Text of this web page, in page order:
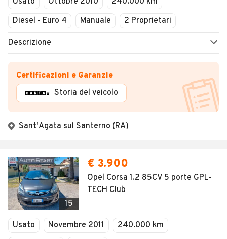
Diesel - Euro 4
Manuale 2 Proprietari
Descrizione
Certificazioni e Garanzie
Storia del veicolo
Sant'Agata sul Santerno (RA)
15
€ 3.900
Opel Corsa 1.2 85CV 5 porte GPL-
TECH Club
Usato Novembre 2011
240.000 km